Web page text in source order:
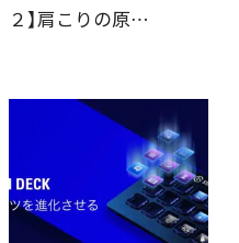
２】肩こりの原…